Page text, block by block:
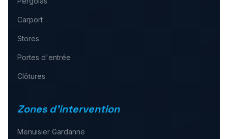
Carport
Stores
Portes d'entrée
Clôtures
Zones d'intervention
Menuisier Gardanne